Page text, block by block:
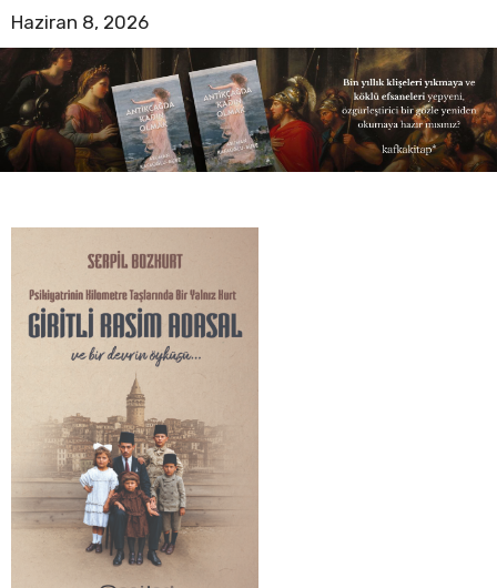
Haziran 8, 2026